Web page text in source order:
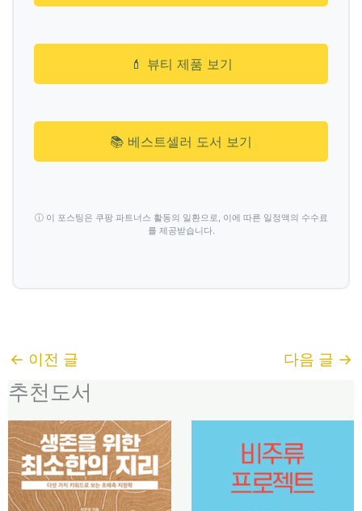
💄 뷰티 제품 보기
📚 베스트셀러 도서 보기
ⓘ 이 포스팅은 쿠팡 파트너스 활동의 일환으로, 이에 따른 일정액의 수수료
를 제공받습니다.
← 이전 글 다음 글 →
추천도서